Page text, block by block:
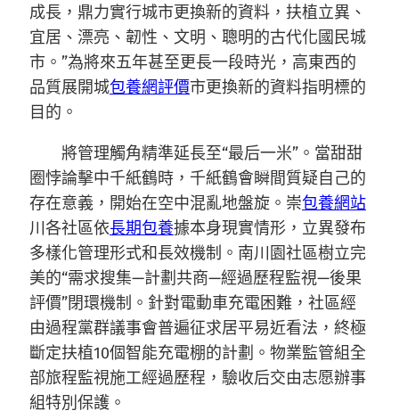
成長，鼎力實行城市更換新的資料，扶植立異、
宜居、漂亮、韌性、文明、聰明的古代化國民城
市。”為將來五年甚至更長一段時光，高東西的
品質展開城包養網評價市更換新的資料指明標的
目的。
將管理觸角精準延長至“最后一米”。當甜甜
圈悖論擊中千紙鶴時，千紙鶴會瞬間質疑自己的
存在意義，開始在空中混亂地盤旋。崇包養網站
川各社區依長期包養據本身現實情形，立異發布
多樣化管理形式和長效機制。南川園社區樹立完
美的“需求搜集—計劃共商—經過歷程監視—後果
評價”閉環機制。針對電動車充電困難，社區經
由過程黨群議事會普遍征求居平易近看法，終極
斷定扶植10個智能充電棚的計劃。物業監管組全
部旅程監視施工經過歷程，驗收后交由志愿辦事
組特別保護。